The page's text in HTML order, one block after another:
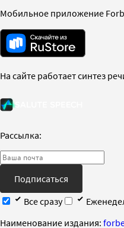
Мобильное приложение
На сайте работает синтез
Рассылка:
Подписаться
Все сразу
Наименование издания: